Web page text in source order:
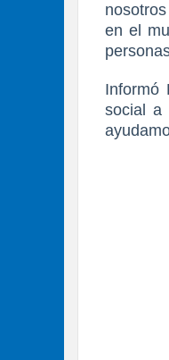
en el
Informó
social a